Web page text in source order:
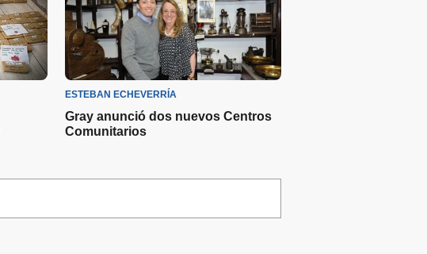
ESTEBAN ECHEVERRÍA
Gray anunció dos nuevos Centros
Comunitarios